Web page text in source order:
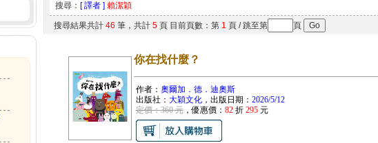
搜尋： [ 譯者 ] 賴潔穎
搜尋結果共計 46 筆，共計 5頁 目前頁數：第 1 頁 / 跳至第 頁
你在找什麼？
作者： 奧爾加．德．迪奧斯
出版社： 大穎文化，出版日期： 2026/5/12
定價：360 元，優惠價： 82折 295元